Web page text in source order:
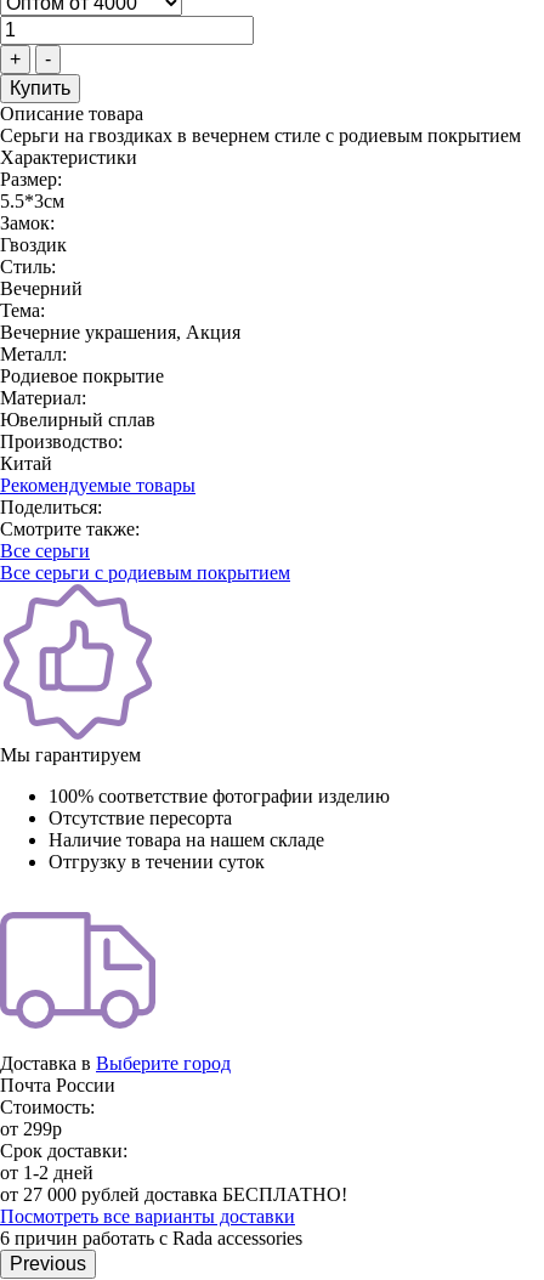
+ -
Описание товара
Серьги на гвоздиках в вечернем стиле с родиевым покрытием
Характеристики
Размер:
5.5*3см
Замок:
Гвоздик
Стиль:
Вечерний
Тема:
Вечерние украшения, Акция
Металл:
Родиевое покрытие
Материал:
Ювелирный сплав
Производство:
Китай
Рекомендуемые товары
Поделиться:
Смотрите также:
Все серьги
Все серьги с родиевым покрытием
Мы гарантируем
100% соответствие фотографии изделию
Отсутствие пересорта
Наличие товара на нашем складе
Отгрузку в течении суток
Доставка в Выберите город
Почта России
Стоимость:
от 299р
Срок доставки:
от 1-2 дней
от 27 000 рублей доставка БЕСПЛАТНО!
Посмотреть все варианты доставки
6 причин работать с Rada accessories
Previous